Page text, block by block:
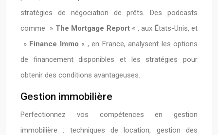
stratégies de négociation de prêts. Des podcasts
comme » The Mortgage Report « , aux États-Unis, et
» Finance Immo « , en France, analysent les options
de financement disponibles et les stratégies pour
obtenir des conditions avantageuses.
Gestion immobilière
Perfectionnez vos compétences en gestion
immobilière : techniques de location, gestion des